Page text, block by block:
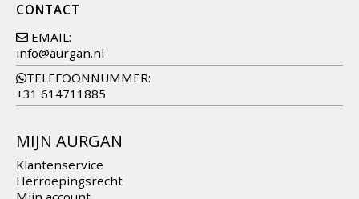
CONTACT
EMAIL:
info@aurgan.nl
TELEFOONNUMMER:
+31 614711885
MIJN AURGAN
Klantenservice
Herroepingsrecht